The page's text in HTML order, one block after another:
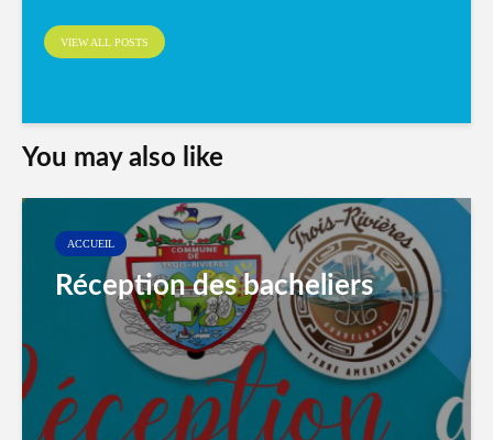
VIEW ALL POSTS
You may also like
ACCUEIL
Réception des bacheliers